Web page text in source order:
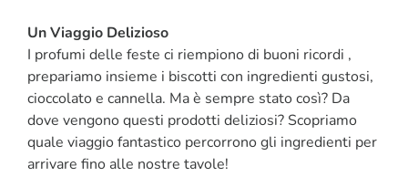
Un Viaggio Delizioso
I profumi delle feste ci riempiono di buoni ricordi ,
prepariamo insieme i biscotti con ingredienti gustosi,
cioccolato e cannella. Ma è sempre stato così? Da
dove vengono questi prodotti deliziosi? Scopriamo
quale viaggio fantastico percorrono gli ingredienti per
arrivare fino alle nostre tavole!